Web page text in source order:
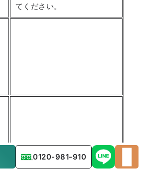
てください。
0120-981-910